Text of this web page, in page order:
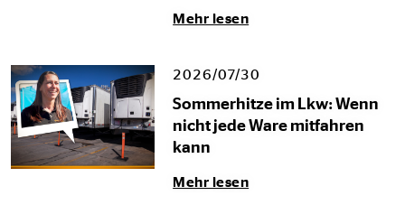
Mehr lesen
2026/07/30
Sommerhitze im Lkw: Wenn
nicht jede Ware mitfahren
kann
Mehr lesen